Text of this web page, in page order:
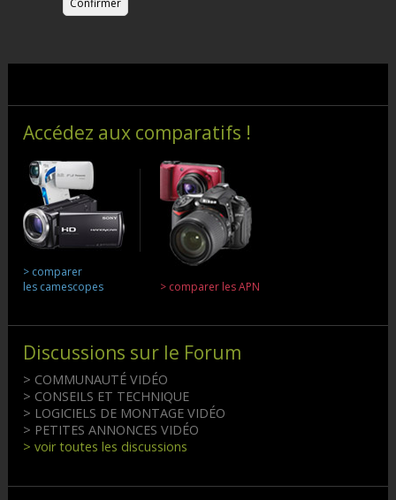
Accédez aux comparatifs !
> comparer
les camescopes
> comparer les APN
Discussions sur le Forum
> COMMUNAUTÉ VIDÉO
> CONSEILS ET TECHNIQUE
> LOGICIELS DE MONTAGE VIDÉO
> PETITES ANNONCES VIDÉO
> voir toutes les discussions